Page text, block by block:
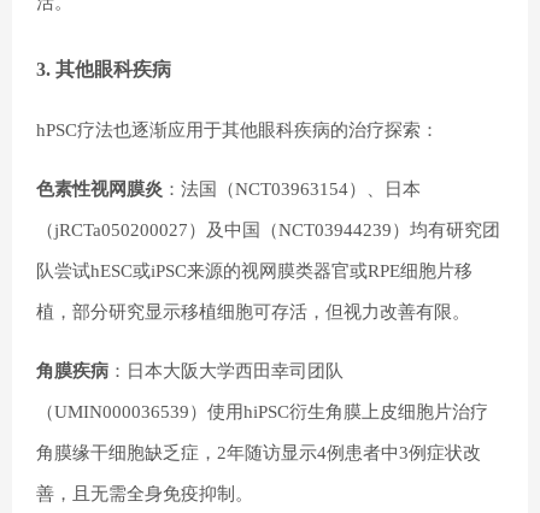
3. 其他眼科疾病
hPSC疗法也逐渐应用于其他眼科疾病的治疗探索：
色素性视网膜炎 ：法国（NCT03963154）、日本
（jRCTa050200027）及中国（NCT03944239）均有研究团
队尝试hESC或iPSC来源的视网膜类器官或RPE细胞片移
植，部分研究显示移植细胞可存活，但视力改善有限。
角膜疾病 ：日本大阪大学西田幸司团队
（UMIN000036539）使用hiPSC衍生角膜上皮细胞片治疗
角膜缘干细胞缺乏症，2年随访显示4例患者中3例症状改
善，且无需全身免疫抑制。